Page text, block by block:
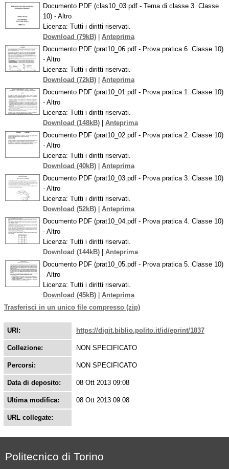
Documento PDF (clas10_03.pdf - Tema di classe 3. Classe
10) - Altro
Licenza: Tutti i diritti riservati.
Download (79kB)
Anteprima
Documento PDF (prat10_06.pdf - Prova pratica 6. Classe 10)
- Altro
Licenza: Tutti i diritti riservati.
Download (72kB)
Anteprima
Documento PDF (prat10_01.pdf - Prova pratica 1. Classe 10)
- Altro
Licenza: Tutti i diritti riservati.
Download (148kB)
Anteprima
Documento PDF (prat10_02.pdf - Prova pratica 2. Classe 10)
- Altro
Licenza: Tutti i diritti riservati.
Download (40kB)
Anteprima
Documento PDF (prat10_03.pdf - Prova pratica 3. Classe 10)
- Altro
Licenza: Tutti i diritti riservati.
Download (52kB)
Anteprima
Documento PDF (prat10_04.pdf - Prova pratica 4. Classe 10)
- Altro
Licenza: Tutti i diritti riservati.
Download (144kB)
Anteprima
Documento PDF (prat10_05.pdf - Prova pratica 5. Classe 10)
- Altro
Licenza: Tutti i diritti riservati.
Download (45kB)
Anteprima
Trasferisci in un unico file compresso (zip)
URI: https://digit.biblio.polito.it/id/eprint/1837
Collezione: NON SPECIFICATO
Percorsi: NON SPECIFICATO
Data di deposito: 08 Ott 2013 09:08
Ultima modifica: 08 Ott 2013 09:08
URL collegate:
Politecnico di Torino